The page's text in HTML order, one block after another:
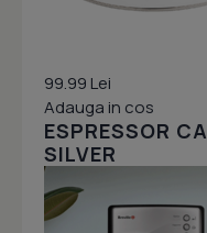
99.99 Lei
Adauga in cos
ESPRESSOR
SILVER